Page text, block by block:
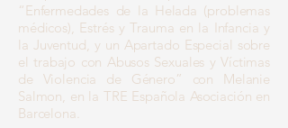
“Enfermedades de la Helada (problemas
médicos), Estrés y Trauma en la Infancia y
la Juventud, y un Apartado Especial sobre
el trabajo con Abusos Sexuales y Víctimas
de Violencia de Género” con Melanie
Salmon, en la TRE Española Asociación en
Barcelona.